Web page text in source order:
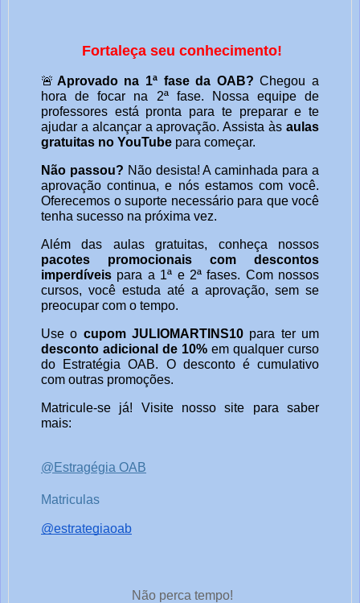
Fortaleça seu conhecimento!
🚨 Aprovado na 1ª fase da OAB? Chegou a
hora de focar na 2ª fase. Nossa equipe de
professores está pronta para te preparar e te
ajudar a alcançar a aprovação. Assista às aulas
gratuitas no YouTube para começar.
Não passou? Não desista! A caminhada para a
aprovação continua, e nós estamos com você.
Oferecemos o suporte necessário para que você
tenha sucesso na próxima vez.
Além das aulas gratuitas, conheça nossos
pacotes promocionais com descontos
imperdíveis para a 1ª e 2ª fases. Com nossos
cursos, você estuda até a aprovação, sem se
preocupar com o tempo.
Use o cupom JULIOMARTINS10 para ter um
desconto adicional de 10% em qualquer curso
do Estratégia OAB. O desconto é cumulativo
com outras promoções.
Matricule-se já! Visite nosso site para saber
mais:
@Estragégia OAB
Matriculas
@estrategiaoab
Não perca tempo!